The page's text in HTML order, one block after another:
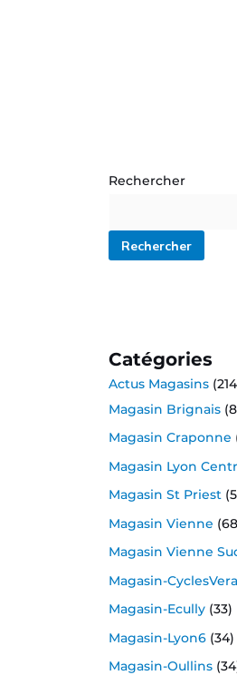
Rechercher
Rechercher
Catégories
Actus Magasins
Magasin Brignais
Magasin Craponne
Magasin Lyon
Magasin St Priest
Magasin Vienne
Magasin Vienne
Magasin-
Magasin-Ecully (33)
Magasin-Lyon6 (34)
Magasin-Oullins